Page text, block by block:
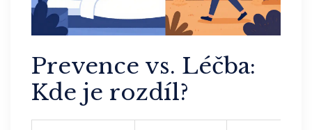
Prevence vs. Léčba:
Kde je rozdíl?